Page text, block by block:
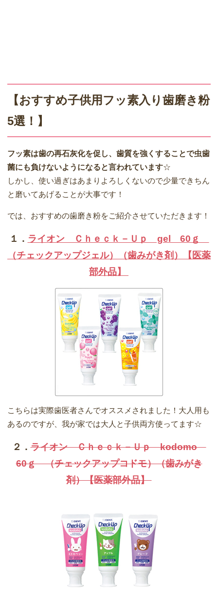
【おすすめ子供用フッ素入り歯磨き粉
5選！】
フッ素は歯の再石灰化を促し、歯質を強くすることで虫歯
菌にも負けないようになると言われています☆
しかし、使い過ぎはあまりよろしくないので少量できちん
と磨いてあげることが大事です！
では、おすすめの歯磨き粉をご紹介させていただきます！
１． ライオン Ｃｈｅｃｋ－Ｕｐ gel 60ｇ
（チェックアップジェル）（歯みがき剤）【医薬
部外品】
こちらは実際歯医者さんでオススメされました！大人用も
あるのですが、我が家では大人と子供両方使ってます☆
２．ライオン Ｃｈｅｃｋ－Ｕｐ kodomo
60ｇ （チェックアップコドモ）（歯みがき
剤）【医薬部外品】